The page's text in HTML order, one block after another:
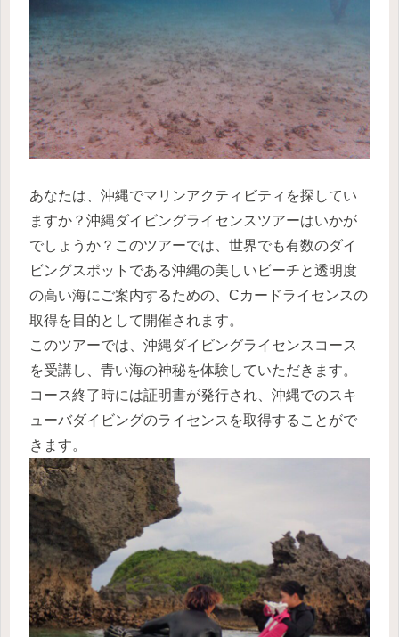
あなたは、沖縄でマリンアクティビティを探してい
ますか？沖縄ダイビングライセンスツアーはいかが
でしょうか？このツアーでは、世界でも有数のダイ
ビングスポットである沖縄の美しいビーチと透明度
の高い海にご案内するための、Cカードライセンスの
取得を目的として開催されます。
このツアーでは、沖縄ダイビングライセンスコース
を受講し、青い海の神秘を体験していただきます。
コース終了時には証明書が発行され、沖縄でのスキ
ューバダイビングのライセンスを取得することがで
きます。